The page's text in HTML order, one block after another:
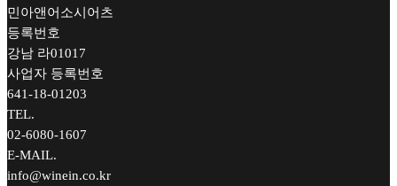
민아앤어소시어츠
등록번호
강남 라01017
사업자 등록번호
641-18-01203
TEL.
02-6080-1607
E-MAIL.
info@winein.co.kr